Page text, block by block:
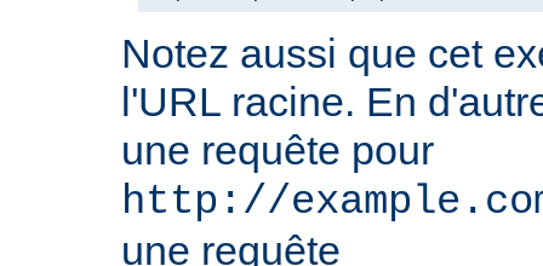
Notez aussi que cet
l'URL racine. En
une requête pour
http://
une requête